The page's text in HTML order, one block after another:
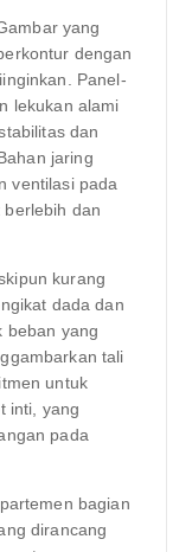
yang
dengan
Panel-
lekukan alami
dan
jaring
ventilasi pada
dan
kurang
dada dan
beban yang
tali
untuk
inti, yang
pada
bagian
dirancang